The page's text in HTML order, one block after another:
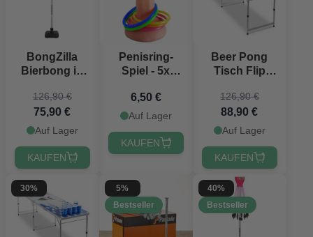
BongZilla
Bierbong in
126,90 €
75,90 €
Auf Lager
KAUFEN
Penisring-
Spiel - 5x
6,50 €
Auf Lager
KAUFEN
Beer Pong
Tisch Flip
PartyVikings -
Offizielle
Maße
126,90 €
88,90 €
Auf Lager
KAUFEN
30%
5%
Bestseller
40%
Bestseller